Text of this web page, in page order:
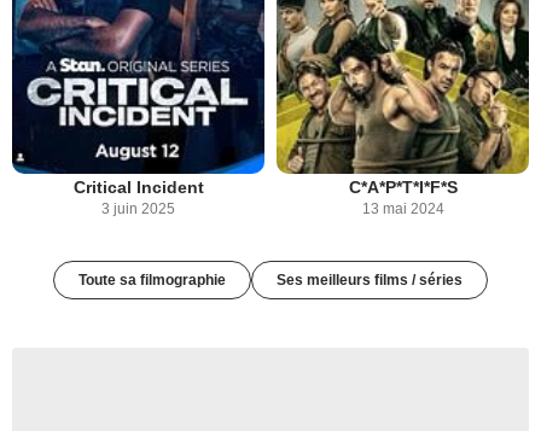
Critical Incident
3 juin 2025
C*A*P*T*I*F*S
13 mai 2024
Toute sa filmographie Ses meilleurs films / séries